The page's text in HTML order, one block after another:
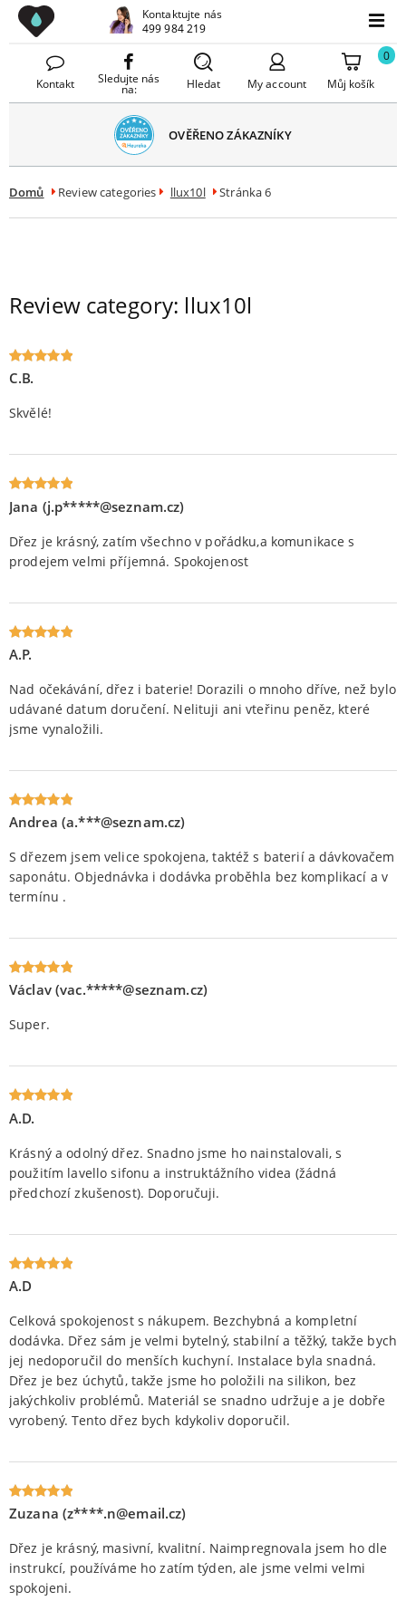
Drezy CZ
Kontaktujte nás
499 984 219
Kontakt Sledujte nás
na: Hledat My account Můj košík
0
Domů Review categories llux10l Stránka 6
Review category: llux10l
Oceniony
C.B.
Skvělé!
Oceniony
Jana (j.p*****@seznam.cz)
Dřez je krásný, zatím všechno v pořádku,a komunikace s
prodejem velmi příjemná. Spokojenost
Oceniony
A.P.
Nad očekávání, dřez i baterie! Dorazili o mnoho dříve, než bylo
udávané datum doručení. Nelituji ani vteřinu peněz, které
jsme vynaložili.
Oceniony
Andrea (a.***@seznam.cz)
S dřezem jsem velice spokojena, taktéž s baterií a dávkovačem
saponátu. Objednávka i dodávka proběhla bez komplikací a v
termínu .
Oceniony
Václav (vac.*****@seznam.cz)
Super.
Oceniony
A.D.
Krásný a odolný dřez. Snadno jsme ho nainstalovali, s
použitím lavello sifonu a instruktážního videa (žádná
předchozí zkušenost). Doporučuji.
Oceniony
A.D
Celková spokojenost s nákupem. Bezchybná a kompletní
dodávka. Dřez sám je velmi bytelný, stabilní a těžký, takže bych
jej nedoporučil do menších kuchyní. Instalace byla snadná.
Dřez je bez úchytů, takže jsme ho položili na silikon, bez
jakýchkoliv problémů. Materiál se snadno udržuje a je dobře
vyrobený. Tento dřez bych kdykoliv doporučil.
Oceniony
Zuzana (z****.n@email.cz)
Dřez je krásný, masivní, kvalitní. Naimpregnovala jsem ho dle
instrukcí, používáme ho zatím týden, ale jsme velmi velmi
spokojeni.